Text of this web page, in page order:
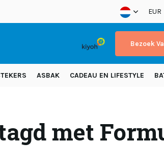
verzonden Gratis verzending vanafEUR
Bezoek
ASBAK CADEAU EN LIFESTYLE
met